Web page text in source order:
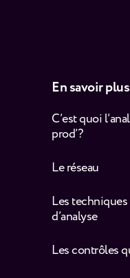
En savoir plus
C’est quoi
prod’ ?
Le réseau
Les techniques
d’analyse
Les contrôles